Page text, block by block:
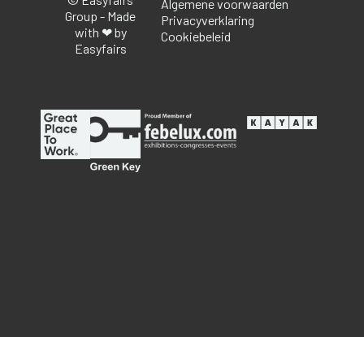
Group - Made
with ❤ by
Easyfairs
Algemene voorwaarden
Privacyverklaring
Cookiebeleid